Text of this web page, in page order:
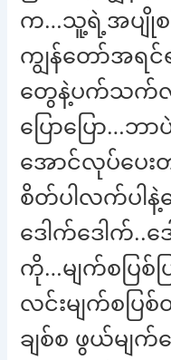
က…သူ့ရဲ့အပျိုစ
ကျွန်တော်အရ
တွေနဲ့ပက်သက်လ
ပြောပြော…ဘ
အောင်လုပ်ပေ
စိတ်ပါလက်ပါနဲ့
ဒေါက်ဒေါက်..
ကို…မျက်စပြ
လင်းမျက်စပ
ချစ်စ ဖွယ်မျက်စ